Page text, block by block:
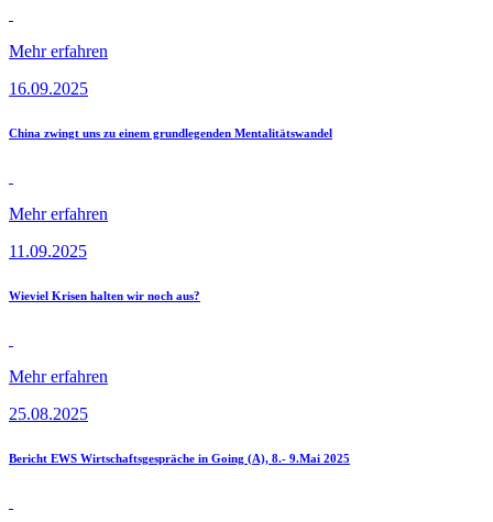
Mehr erfahren
16.09.2025
China zwingt uns zu einem grundlegenden Mentalitätswandel
Mehr erfahren
11.09.2025
Wieviel Krisen halten wir noch aus?
Mehr erfahren
25.08.2025
Bericht EWS Wirtschaftsgespräche in Going (A), 8.- 9.Mai 2025